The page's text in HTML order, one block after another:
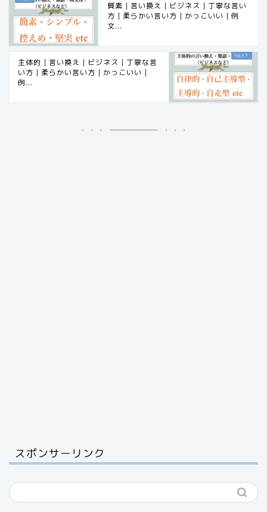
質素｜言い換え｜ビジネス｜丁寧な言い
方｜柔らかい言い方｜かっこいい｜例
文...
主体的｜言い換え｜ビジネス｜丁寧な言
い方｜柔らかい言い方｜かっこいい｜
例...
スポンサーリンク